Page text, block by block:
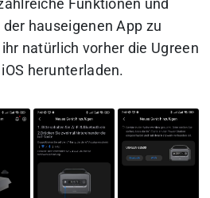
Funktionen und
hauseigenen App zu
natürlich vorher die Ugreen
herunterladen.